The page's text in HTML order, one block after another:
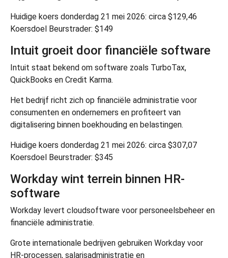
Huidige koers donderdag 21 mei 2026: circa $129,46
Koersdoel Beurstrader: $149
Intuit groeit door financiële software
Intuit staat bekend om software zoals TurboTax,
QuickBooks en Credit Karma.
Het bedrijf richt zich op financiële administratie voor
consumenten en ondernemers en profiteert van
digitalisering binnen boekhouding en belastingen.
Huidige koers donderdag 21 mei 2026: circa $307,07
Koersdoel Beurstrader: $345
Workday wint terrein binnen HR-
software
Workday levert cloudsoftware voor personeelsbeheer en
financiële administratie.
Grote internationale bedrijven gebruiken Workday voor
HR-processen, salarisadministratie en